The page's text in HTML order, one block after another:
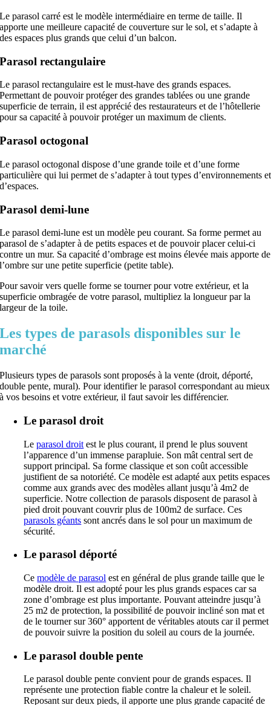
Le parasol carré est le modèle intermédiaire en terme de taille. Il
apporte une meilleure capacité de couverture sur le sol, et s’adapte à
des espaces plus grands que celui d’un balcon.
Parasol rectangulaire
Le parasol rectangulaire est le must-have des grands espaces.
Permettant de pouvoir protéger des grandes tablées ou une grande
superficie de terrain, il est apprécié des restaurateurs et de l’hôtellerie
pour sa capacité à pouvoir protéger un maximum de clients.
Parasol octogonal
Le parasol octogonal dispose d’une grande toile et d’une forme
particulière qui lui permet de s’adapter à tout types d’environnements et
d’espaces.
Parasol demi-lune
Le parasol demi-lune est un modèle peu courant. Sa forme permet au
parasol de s’adapter à de petits espaces et de pouvoir placer celui-ci
contre un mur. Sa capacité d’ombrage est moins élevée mais apporte de
l’ombre sur une petite superficie (petite table).
Pour savoir vers quelle forme se tourner pour votre extérieur, et la
superficie ombragée de votre parasol, multipliez la longueur par la
largeur de la toile.
Les types de parasols disponibles sur le
marché
Plusieurs types de parasols sont proposés à la vente (droit, déporté,
double pente, mural). Pour identifier le parasol correspondant au mieux
à vos besoins et votre extérieur, il faut savoir les différencier.
Leparasol droit
Leparasol droit est le plus courant, il prend le plus souvent
l’apparence d’un immense parapluie. Son mât central sert de
support principal. Sa forme classique et son coût accessible
justifient de sa notoriété. Ce modèle est adapté aux petits espaces
comme aux grands avec des modèles allant jusqu’à 4m2 de
superficie. Notre collection de parasols disposent de parasol à
pied droit pouvant couvrir plus de 100m2 de surface. Ces
parasols géants sont ancrés dans le sol pour un maximum de
sécurité.
Leparasol déporté
Cemodèle de parasol est en général de plus grande taille que le
modèle droit. Il est adopté pour les plus grands espaces car sa
zone d’ombrage est plus importante. Pouvant atteindre jusqu’à
25 m2 de protection, la possibilité de pouvoir incliné son mat et
de le tourner sur 360° apportent de véritables atouts car il permet
de pouvoir suivre la position du soleil au cours de la journée.
Leparasol double pente
Le parasol double pente convient pour de grands espaces. Il
représente une protection fiable contre la chaleur et le soleil.
Reposant sur deux pieds, il apporte une plus grande capacité de